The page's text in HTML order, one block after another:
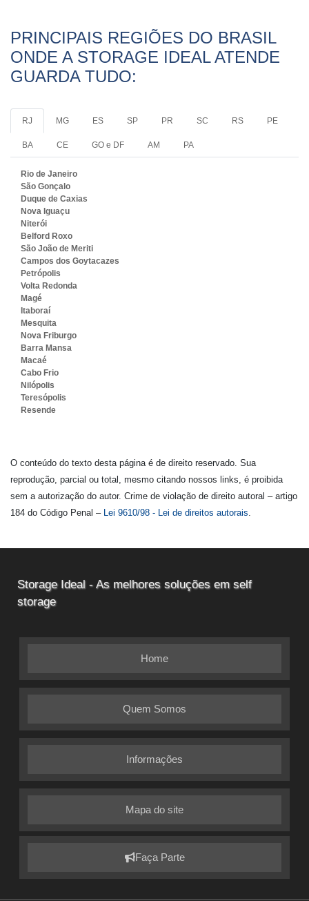
PRINCIPAIS REGIÕES DO BRASIL
ONDE A STORAGE IDEAL ATENDE
GUARDA TUDO:
RJ MG ES SP PR SC RS PE
BA CE GO e DF AM PA
Rio de Janeiro
São Gonçalo
Duque de Caxias
Nova Iguaçu
Niterói
Belford Roxo
São João de Meriti
Campos dos Goytacazes
Petrópolis
Volta Redonda
Magé
Itaboraí
Mesquita
Nova Friburgo
Barra Mansa
Macaé
Cabo Frio
Nilópolis
Teresópolis
Resende
O conteúdo do texto desta página é de direito reservado. Sua
reprodução, parcial ou total, mesmo citando nossos links, é proibida
sem a autorização do autor. Crime de violação de direito autoral – artigo
184 do Código Penal – Lei 9610/98 - Lei de direitos autorais
Storage Ideal - As melhores soluções em self
storage
Home
Quem Somos
Informações
Mapa do site
Faça Parte